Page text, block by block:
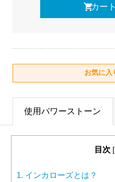
使用パワーストーン
目次 [
1. インカローズとは？